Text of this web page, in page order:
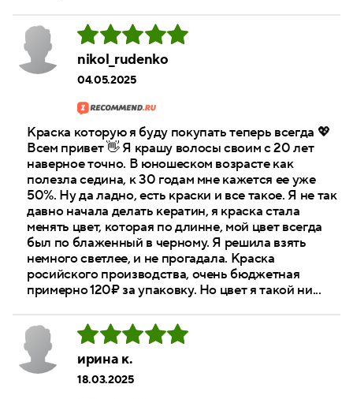
nikol_rudenko
04.05.2025
Краска которую я буду покупать теперь всегда 💖
Всем привет 👋 Я крашу волосы своим с 20 лет
наверное точно. В юношеском возрасте как
полезла седина, к 30 годам мне кажется ее уже
50%. Ну да ладно, есть краски и все такое. Я не так
давно начала делать кератин, я краска стала
менять цвет, которая по длинне, мой цвет всегда
был по блаженный в черному. Я решила взять
немного светлее, и не прогадала. Краска
росийского производства, очень бюджетная
примерно 120₽ за упаковку. Но цвет я такой ни...
ирина к.
18.03.2025